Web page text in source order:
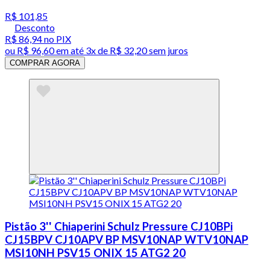
R$ 101,85
Desconto
R$ 86,94no PIX
ou R$ 96,60em até 3x de R$ 32,20 sem juros
COMPRAR AGORA
Pistão 3'' Chiaperini Schulz Pressure CJ10BPi
CJ15BPV CJ10APV BP MSV10NAP WTV10NAP
MSI10NH PSV15 ONIX 15 ATG2 20